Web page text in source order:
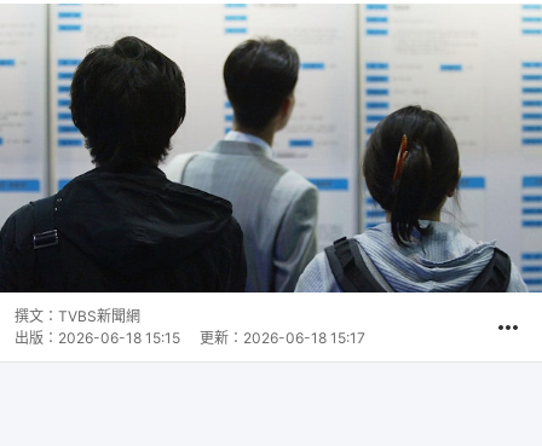
撰文： TVBS新聞網
出版： 2026-06-18 15:15 更新： 2026-06-18 15:17